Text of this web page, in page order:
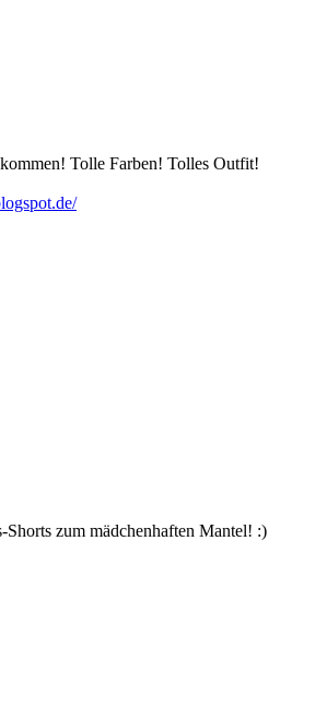
Tolle Farben! Tolles Outfit!
Shorts zum mädchenhaften Mantel! :)